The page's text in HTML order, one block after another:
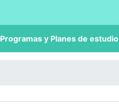
Programas y Planes de estudio